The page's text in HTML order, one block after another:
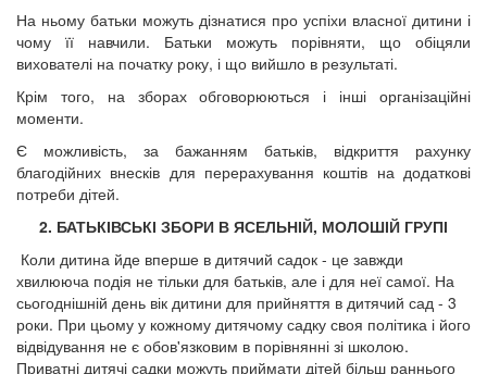
На ньому батьки можуть дізнатися про успіхи власної дитини і
чому її навчили. Батьки можуть порівняти, що обіцяли
вихователі на початку року, і що вийшло в результаті.
Крім того, на зборах обговорюються і інші організаційні
моменти.
Є можливість, за бажанням батьків, відкриття рахунку
благодійних внесків для перерахування коштів на додаткові
потреби дітей.
2. БАТЬКІВСЬКІ ЗБОРИ В ЯСЕЛЬНІЙ, МОЛОШІЙ ГРУПІ
Коли дитина йде вперше в дитячий садок - це завжди
хвилююча подія не тільки для батьків, але і для неї самої. На
сьогоднішній день вік дитини для прийняття в дитячий сад - 3
роки. При цьому у кожному дитячому садку своя політика і його
відвідування не є обов'язковим в порівнянні зі школою.
Приватні дитячі садки можуть приймати дітей більш раннього